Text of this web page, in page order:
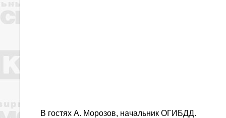
В гостях А. Морозов, начальник ОГИБДД.